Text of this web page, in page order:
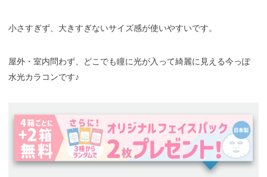
小さすぎず、大きすぎないサイズ感が使いやすいです。
屋外・室内問わず、どこでも瞳に光が入って綺麗に見える今っぽ
水光カラコンです♪